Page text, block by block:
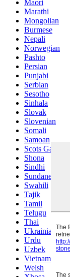
Maori
Marathi
Mongolian
Burmese
Nepali
Norwegian
Pashto
Persian
Punjabi
Serbian
Sesotho
Sinhala
Slovak
Slovenian
Somali
Samoan
Scots Gaelic
Shona
Sindhi
Sundanese
Swahili
Tajik
Tamil
Telugu
Thai
Ukrainian
Urdu
Uzbek
Vietnamese
Welsh